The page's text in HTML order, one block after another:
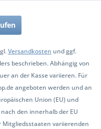
Versandkosten und ggf.
beschrieben. Abhängig von
an der Kasse variieren. Für
angeboten werden und an
Union (EU) und
den innerhalb der EU
variierenden